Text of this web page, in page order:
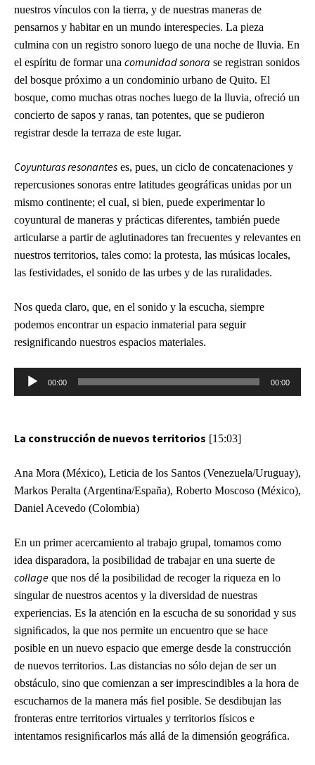
nuestros vínculos con la tierra, y de nuestras maneras de
pensarnos y habitar en un mundo interespecies. La pieza
culmina con un registro sonoro luego de una noche de lluvia. En
el espíritu de formar una comunidad sonora se registran sonidos
del bosque próximo a un condominio urbano de Quito. El
bosque, como muchas otras noches luego de la lluvia, ofreció un
concierto de sapos y ranas, tan potentes, que se pudieron
registrar desde la terraza de este lugar.
Coyunturas resonantes es, pues, un ciclo de concatenaciones y
repercusiones sonoras entre latitudes geográficas unidas por un
mismo continente; el cual, si bien, puede experimentar lo
coyuntural de maneras y prácticas diferentes, también puede
articularse a partir de aglutinadores tan frecuentes y relevantes en
nuestros territorios, tales como: la protesta, las músicas locales,
las festividades, el sonido de las urbes y de las ruralidades.
Nos queda claro, que, en el sonido y la escucha, siempre
podemos encontrar un espacio inmaterial para seguir
resignificando nuestros espacios materiales.
Reproductor
00:00 00:00
La construcción de nuevos territorios [15:03]
Ana Mora (México), Leticia de los Santos (Venezuela/Uruguay),
Markos Peralta (Argentina/España), Roberto Moscoso (México),
Daniel Acevedo (Colombia)
En un primer acercamiento al trabajo grupal, tomamos como
idea disparadora, la posibilidad de trabajar en una suerte de
collage que nos dé la posibilidad de recoger la riqueza en lo
singular de nuestros acentos y la diversidad de nuestras
experiencias. Es la atención en la escucha de su sonoridad y sus
signiﬁcados, la que nos permite un encuentro que se hace
posible en un nuevo espacio que emerge desde la construcción
de nuevos territorios. Las distancias no sólo dejan de ser un
obstáculo, sino que comienzan a ser imprescindibles a la hora de
escucharnos de la manera más ﬁel posible. Se desdibujan las
fronteras entre territorios virtuales y territorios físicos e
intentamos resigniﬁcarlos más allá de la dimensión geográﬁca.